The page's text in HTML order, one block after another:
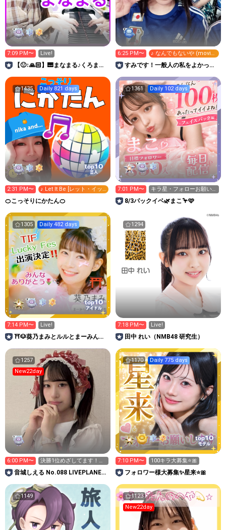
7:09 PM〜 Live!
【🙂‍↕️🙏🏻】🎹まなまる♪くろまる
6:25 PM〜
♪ なんでもないや (movie
ver.)
すみです！一般人の私をよかった
1435 Daily 821 days
top10
芸人
2:31 PM〜
♪ Let It Be [レット・イッ
ト・ビー]
🍊こっそりにかたん🍊
1361 Daily 102 days
7:01 PM〜
キラ星・フォローお願い
します🦩🩷
8/3パックイベ🌿まこ🦩🩷
1305 Daily 482 days
top10
アイドル
7:14 PM〜 Live!
⛩🐶葵乃まみとルルとまーみん谷
1294
7:18 PM〜 Live!
田中 れい（NMB48 研究生）
1257
New22day
6:00 PM〜
決勝1位めざしてます！今
日Ptは1.2倍です‼️
音城しえる No.088 LIVEPLANET
1170 Daily 775 days
top10
モデル
7:10 PM〜 100キラ大募集⭐️🎀
フォロワー様大募集✨星来⭐️🎀
1149
1123
New22day